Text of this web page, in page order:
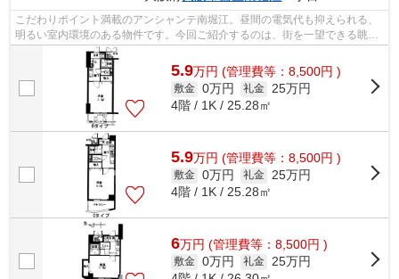
こだわりポイント満載のアンシャンテ南堀江。昼間の電気代も抑えられる、
明るい室内環境のある物件です。今回ご紹介するのは、街を一望できる眺望
良好なエリアです。徒歩でのアクセス...
5.9万円 (管理費等：8,500円 )
敷金 0万円 礼金 25万円
4階 / 1K / 25.28㎡
5.9万円 (管理費等：8,500円 )
敷金 0万円 礼金 25万円
4階 / 1K / 25.28㎡
6万円 (管理費等：8,500円 )
敷金 0万円 礼金 25万円